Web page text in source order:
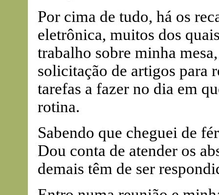
Por cima de tudo, há os
eletrônica, muitos dos
trabalho sobre minha
solicitação de artigos para
tarefas a fazer no dia em
rotina.
Sabendo que cheguei de
Dou conta de atender os
demais têm de ser